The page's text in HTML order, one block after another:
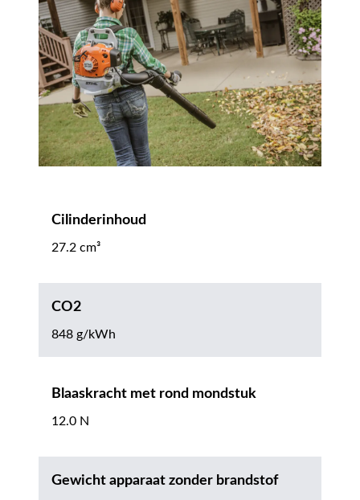
Cilinderinhoud
27.2 cm³
CO2
848 g/kWh
Blaaskracht met rond mondstuk
12.0 N
Gewicht apparaat zonder brandstof